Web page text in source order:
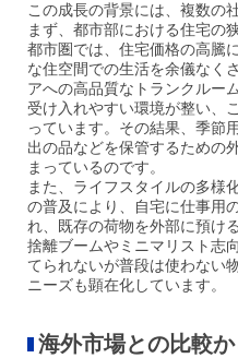
この成長の背景には、複数の
まず、都市部における住宅の
都市圏では、住宅価格の高騰
な住空間での生活を余儀なく
アへの高品質なトランクルー
受け入れやすい環境が整い、
っています。その結果、季節
出の品などを保管するための
まっているのです。
また、ライフスタイルの多様
の普及により、自宅に仕事用
れ、既存の荷物を外部に預け
捨離ブームやミニマリスト志
てられないが普段は使わない
ニーズも顕在化しています。
海外市場との比較